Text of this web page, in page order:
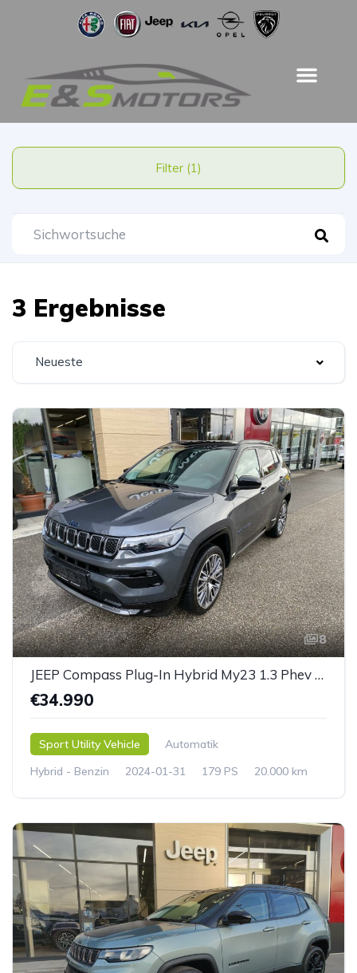
Filter (1)
3 Ergebnisse
Neueste
8
JEEP Compass Plug-In Hybrid My23 1.3 Phev At 4xe *AHK*
€34.990
Sport Utility Vehicle
Automatik
Hybrid - Benzin
2024-01-31 179 PS 20.000 km